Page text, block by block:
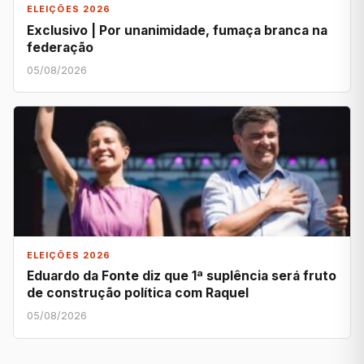
ELEIÇÕES 2026
Exclusivo | Por unanimidade, fumaça branca na
federação
05/08/2026
ELEIÇÕES 2026
Eduardo da Fonte diz que 1ª suplência será fruto
de construção política com Raquel
05/08/2026